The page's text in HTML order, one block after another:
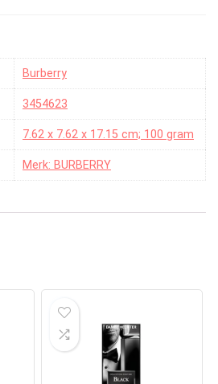
‎Burberry
‎3454623
‎7.62 x 7.62 x 17.15 cm; 100 gram
Merk: BURBERRY